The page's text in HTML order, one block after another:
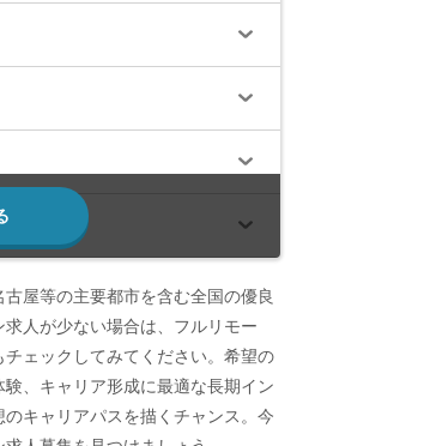
屋等の主要都市を含む全国の優良
人が少ない場合は、フルリモー
ェックしてみてください。希望の
、キャリア形成に最適な長期イン
キャリアパスを描くチャンス。今